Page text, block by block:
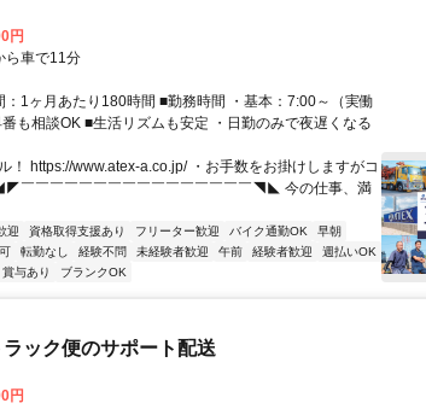
円
ら車で11分
：1ヶ月あたり180時間 ■勤務時間 ・基本：7:00～（実働
も相談OK ■生活リズムも安定 ・日勤のみで夜遅くなる
！ https://www.atex-a.co.jp/ ・お手数をお掛けしますがコ
￣￣￣￣￣￣￣￣￣￣￣￣￣￣￣￣◥◣ 今の仕事、満
迎 資格取得支援あり フリーター歓迎 バイク通勤OK
早朝
転勤なし 経験不問 未経験者歓迎 午前 経験者歓迎
週払いOK
賞与あり ブランクOK
ック便のサポート配送
円